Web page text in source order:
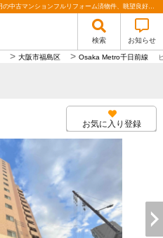
ピュア玉川 大阪府大阪市福島区玉川4丁目7,380万円の中古マンションフルリフォーム済物件、眺望良好、日当たり良好、ペット飼育可能、駐車場専用使用権付、ウォークインクローゼット付、上層階、宅配ボックス有、床暖房有｜株式会社ハウスコミュニケーション
検索 お知らせ
> 大阪市福島区 > Osaka Metro千日前線
お気に入り登録